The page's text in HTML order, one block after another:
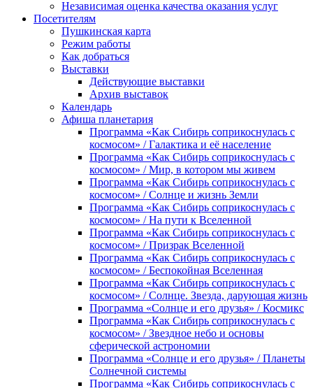
Независимая оценка качества оказания услуг
Посетителям
Пушкинская карта
Режим работы
Как добраться
Выставки
Действующие выставки
Архив выставок
Календарь
Афиша планетария
Программа «Как Сибирь соприкоснулась с
космосом» / Галактика и её население
Программа «Как Сибирь соприкоснулась с
космосом» / Мир, в котором мы живем
Программа «Как Сибирь соприкоснулась с
космосом» / Солнце и жизнь Земли
Программа «Как Сибирь соприкоснулась с
космосом» / На пути к Вселенной
Программа «Как Сибирь соприкоснулась с
космосом» / Призрак Вселенной
Программа «Как Сибирь соприкоснулась с
космосом» / Беспокойная Вселенная
Программа «Как Сибирь соприкоснулась с
космосом» / Солнце. Звезда, дарующая жизнь
Программа «Солнце и его друзья» / Космикс
Программа «Как Сибирь соприкоснулась с
космосом» / Звездное небо и основы
сферической астрономии
Программа «Солнце и его друзья» / Планеты
Солнечной системы
Программа «Как Сибирь соприкоснулась с